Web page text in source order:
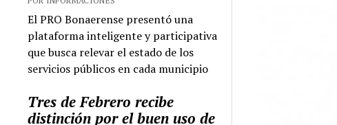
El PRO Bonaerense presentó una
plataforma inteligente y participativa
que busca relevar el estado de los
servicios públicos en cada municipio
Tres de Febrero recibe
distinción por el buen uso de